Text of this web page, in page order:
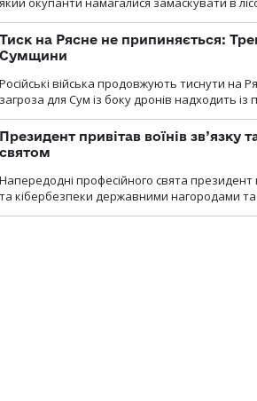
Тиск на Рясне не припиняється:
Сумщини
Російські війська продовжують тиснути на
загроза для Сум із боку дронів надходить із
Президент привітав воїнів зв’язку
святом
Напередодні професійного свята президент
та кібербезпеки державними нагородами та